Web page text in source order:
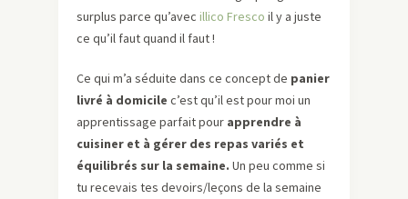
surplus parce qu’avec illico Fresco il y a juste
ce qu’il faut quand il faut !
Ce qui m’a séduite dans ce concept de panier
livré à domicile c’est qu’il est pour moi un
apprentissage parfait pour apprendre à
cuisiner et à gérer des repas variés et
équilibrés sur la semaine. Un peu comme si
tu recevais tes devoirs/leçons de la semaine